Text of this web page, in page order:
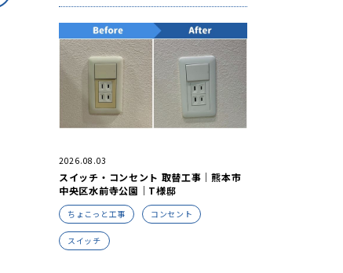
2026.08.03
スイッチ・コンセント 取替工事｜熊本市
中央区水前寺公園｜T様邸
ちょこっと工事 コンセント
スイッチ